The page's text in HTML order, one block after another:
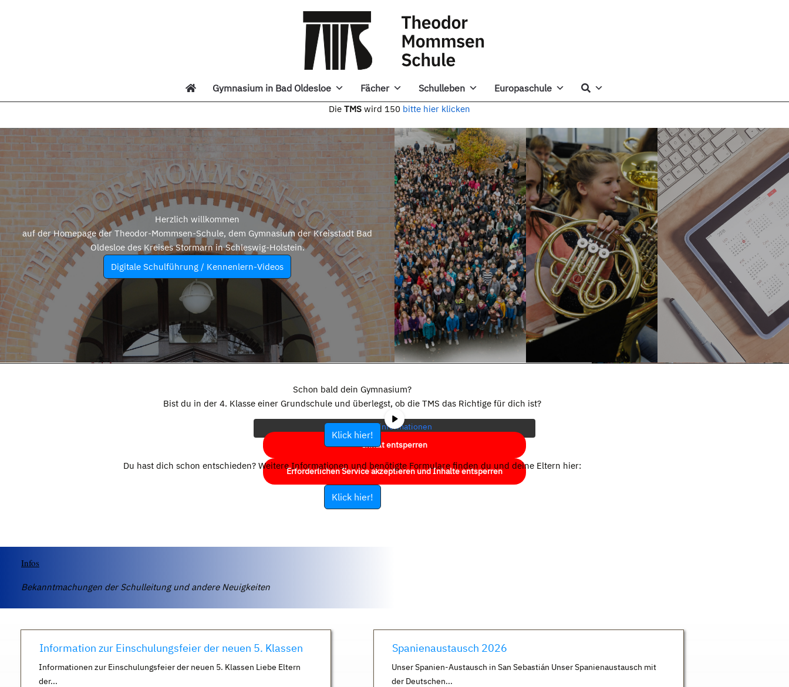
Gymnasium in Bad Oldesloe Fächer Schulleben Europaschule
Die TMS wird 150 bitte hier klicken
Herzlich willkommen
auf der Homepage der Theodor-Mommsen-Schule, dem Gymnasium der Kreisstadt Bad
Oldesloe des Kreises Stormarn in Schleswig-Holstein.
Digitale Schulführung / Kennenlern-Videos
eigentlichen Inhalt zuzugreifen, klicken Sie auf die Schaltfläche unten.
Bitte beachten Sie, dass dabei Daten an Drittanbieter weitergegeben
werden.
Mehr Informationen
Inhalt entsperren
Erforderlichen Service akzeptieren und Inhalte entsperren
Schon bald dein Gymnasium?
Bist du in der 4. Klasse einer Grundschule und überlegst, ob die TMS das Richtige für dich ist?
Klick hier!
Du hast dich schon entschieden? Weitere Informationen und benötigte Formulare finden du und deine Eltern hier:
Klick hier!
Infos
Bekanntmachungen der Schulleitung und andere Neuigkeiten
Information zur Einschulungsfeier der neuen 5. Klassen
Informationen zur Einschulungsfeier der neuen 5. Klassen Liebe Eltern
der...
Spanienaustausch 2026
Unser Spanien-Austausch in San Sebastián Unser Spanienaustausch mit
der Deutschen...